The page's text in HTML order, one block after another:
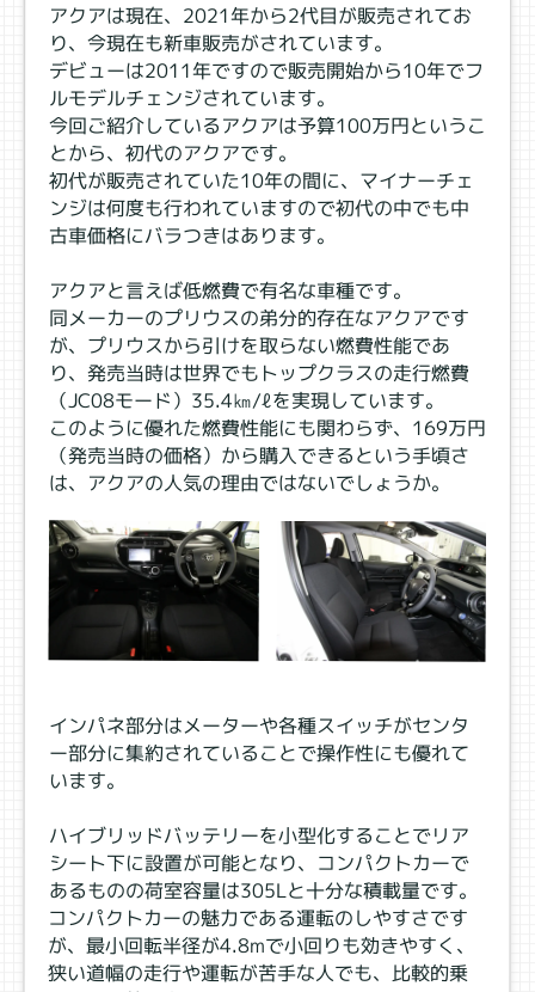
アクアは現在、2021年から2代目が販売されてお
り、今現在も新車販売がされています。
デビューは2011年ですので販売開始から10年でフ
ルモデルチェンジされています。
今回ご紹介しているアクアは予算100万円というこ
とから、初代のアクアです。
初代が販売されていた10年の間に、マイナーチェ
ンジは何度も行われていますので初代の中でも中
古車価格にバラつきはあります。
アクアと言えば低燃費で有名な車種です。
同メーカーのプリウスの弟分的存在なアクアです
が、プリウスから引けを取らない燃費性能であ
り、発売当時は世界でもトップクラスの走行燃費
（JC08モード）35.4㎞/ℓを実現しています。
このように優れた燃費性能にも関わらず、169万円
（発売当時の価格）から購入できるという手頃さ
は、アクアの人気の理由ではないでしょうか。
インパネ部分はメーターや各種スイッチがセンタ
ー部分に集約されていることで操作性にも優れて
います。
ハイブリッドバッテリーを小型化することでリア
シート下に設置が可能となり、コンパクトカーで
あるものの荷室容量は305Lと十分な積載量です。
コンパクトカーの魅力である運転のしやすさです
が、最小回転半径が4.8ⅿで小回りも効きやすく、
狭い道幅の走行や運転が苦手な人でも、比較的乗